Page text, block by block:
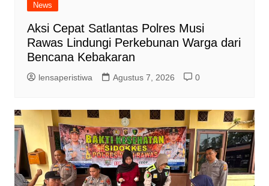
News
Aksi Cepat Satlantas Polres Musi
Rawas Lindungi Perkebunan Warga dari
Bencana Kebakaran
lensaperistiwa Agustus 7, 2026 0